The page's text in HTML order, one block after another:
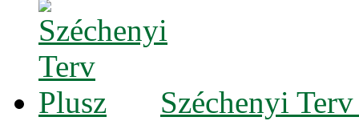
Széchenyi